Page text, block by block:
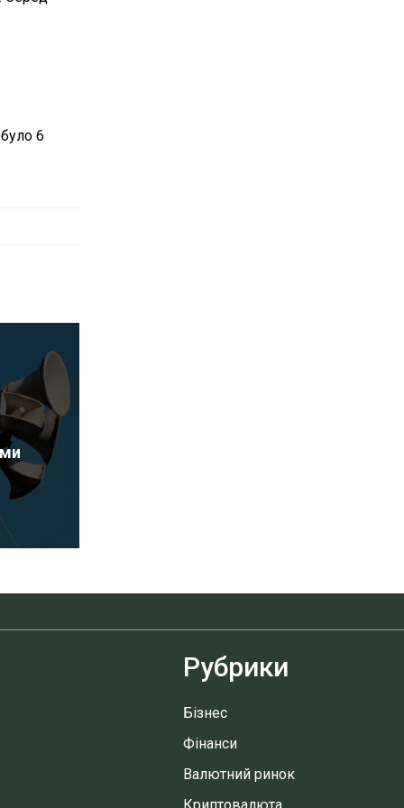
6
Рубрики
Бізнес
Фінанси
Валютний ринок